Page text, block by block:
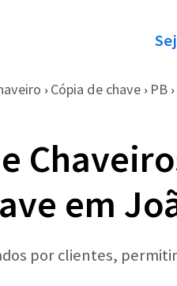
› Cópia de chave › PB ›
em
por clientes,